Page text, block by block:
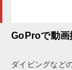
GoProで動画
ダイビングなど